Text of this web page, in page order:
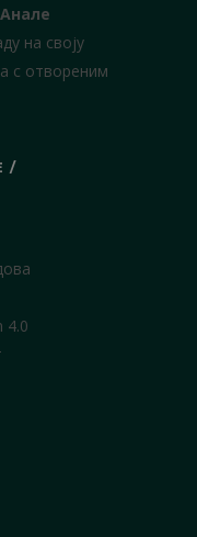
на своју
с отвореним
/
4.0